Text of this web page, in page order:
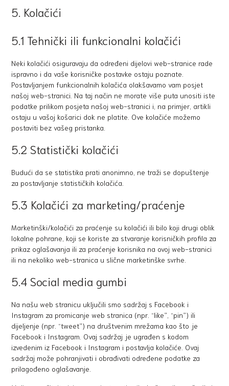
5. Kolačići
5.1 Tehnički ili funkcionalni kolačići
Neki kolačići osiguravaju da određeni dijelovi web-stranice rade
ispravno i da vaše korisničke postavke ostaju poznate.
Postavljanjem funkcionalnih kolačića olakšavamo vam posjet
našoj web-stranici. Na taj način ne morate više puta unositi iste
podatke prilikom posjeta našoj web-stranici i, na primjer, artikli
ostaju u vašoj košarici dok ne platite. Ove kolačiće možemo
postaviti bez vašeg pristanka.
5.2 Statistički kolačići
Budući da se statistika prati anonimno, ne traži se dopuštenje
za postavljanje statističkih kolačića.
5.3 Kolačići za marketing/praćenje
Marketinški/kolačići za praćenje su kolačići ili bilo koji drugi oblik
lokalne pohrane, koji se koriste za stvaranje korisničkih profila za
prikaz oglašavanja ili za praćenje korisnika na ovoj web-stranici
ili na nekoliko web-stranica u slične marketinške svrhe.
5.4 Social media gumbi
Na našu web stranicu uključili smo sadržaj s Facebook i
Instagram za promicanje web stranica (npr. “like”, “pin”) ili
dijeljenje (npr. “tweet”) na društvenim mrežama kao što je
Facebook i Instagram. Ovaj sadržaj je ugrađen s kodom
izvedenim iz Facebook i Instagram i postavlja kolačiće. Ovaj
sadržaj može pohranjivati i obrađivati određene podatke za
prilagođeno oglašavanje.